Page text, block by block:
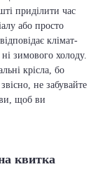
приділити час
або просто
клімат-
зимового холоду.
крісла, бо
не забувайте
щоб ви
квитка